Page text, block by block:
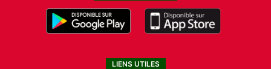
LIENS UTILES